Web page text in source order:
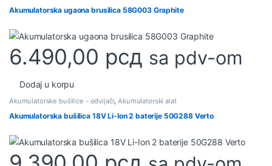
Akumulatorska ugaona brusilica 58G003 Graphite
6.490,00 рсд sa pdv-om
Dodaj u korpu
Akumulatorske bušilice - odvijači Akumulatorski alat
Akumulatorska bušilica 18V Li-Ion 2 baterije 50G288 Verto